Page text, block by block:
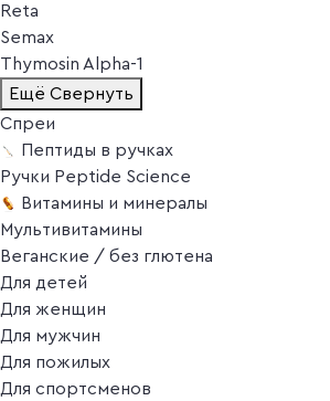
Reta
Semax
Thymosin Alpha-1
Ещё Свернуть
Спреи
Пептиды в ручках
Ручки Peptide Science
Витамины и минералы
Мультивитамины
Веганские / без глютена
Для детей
Для женщин
Для мужчин
Для пожилых
Для спортсменов